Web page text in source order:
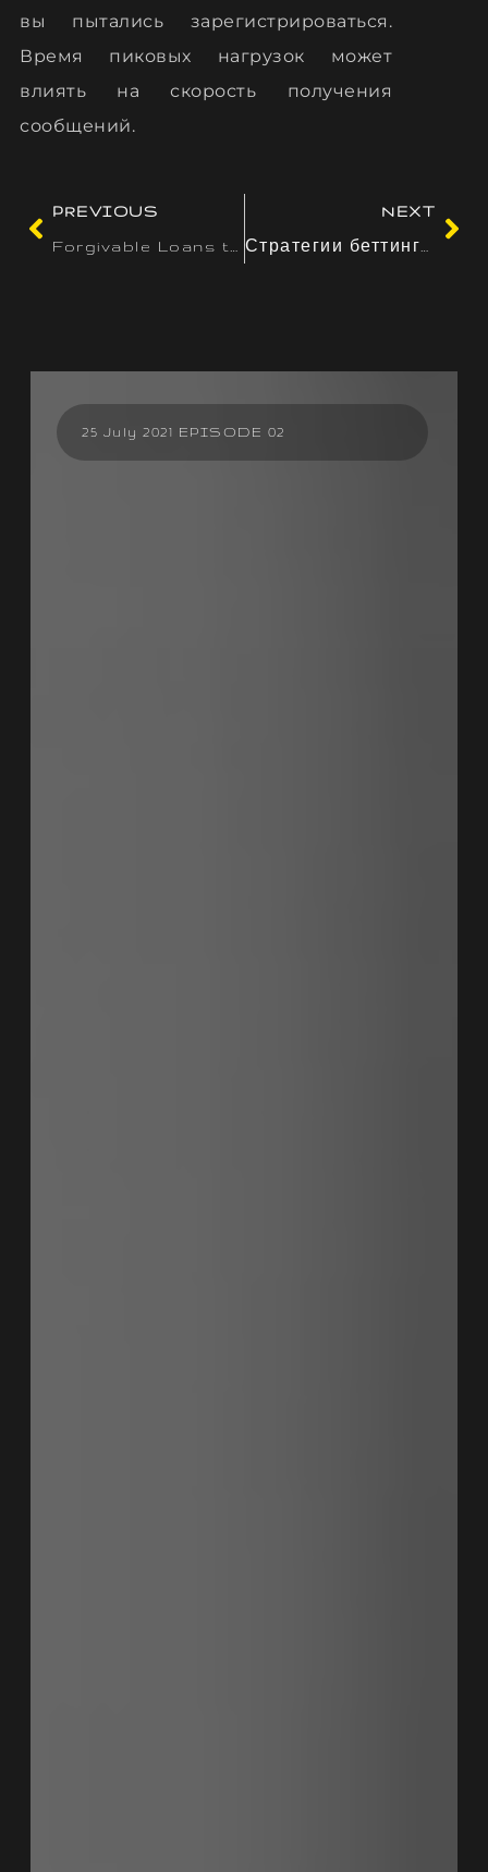
вы пытались зарегистрироваться.
Время пиковых нагрузок может
влиять на скорость получения
сообщений.
PREVIOUS
Forgivable Loans to Employees: A Comprehensive Guide
NEXT
Стратегии беттинга на Vavada для повышения прибыли
25 July 2021 EPISODE 02